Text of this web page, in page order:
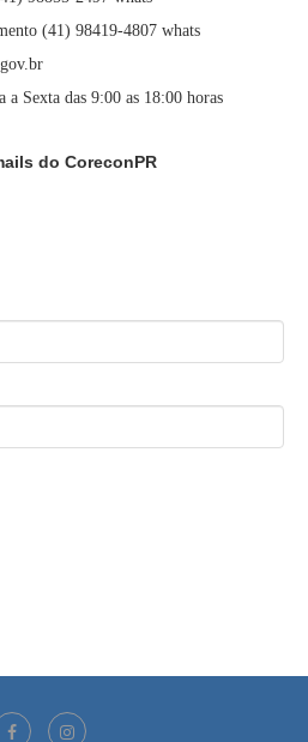
(41) 98419-4807 whats
Sexta das 9:00 as 18:00 horas
do CoreconPR